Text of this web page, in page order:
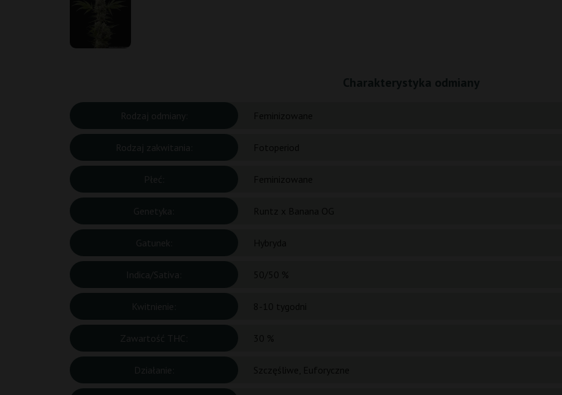
Charakterystyka odmiany
Rodzaj odmiany:
Rodzaj zakwitania:
Płeć:
Genetyka:
Gatunek:
Indica/Sativa:
Kwitnienie:
Zawartość THC:
Działanie: